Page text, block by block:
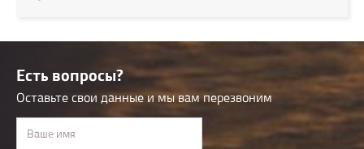
Есть вопросы?
Оставьте свои данные и мы вам перезвоним
Ваше имя